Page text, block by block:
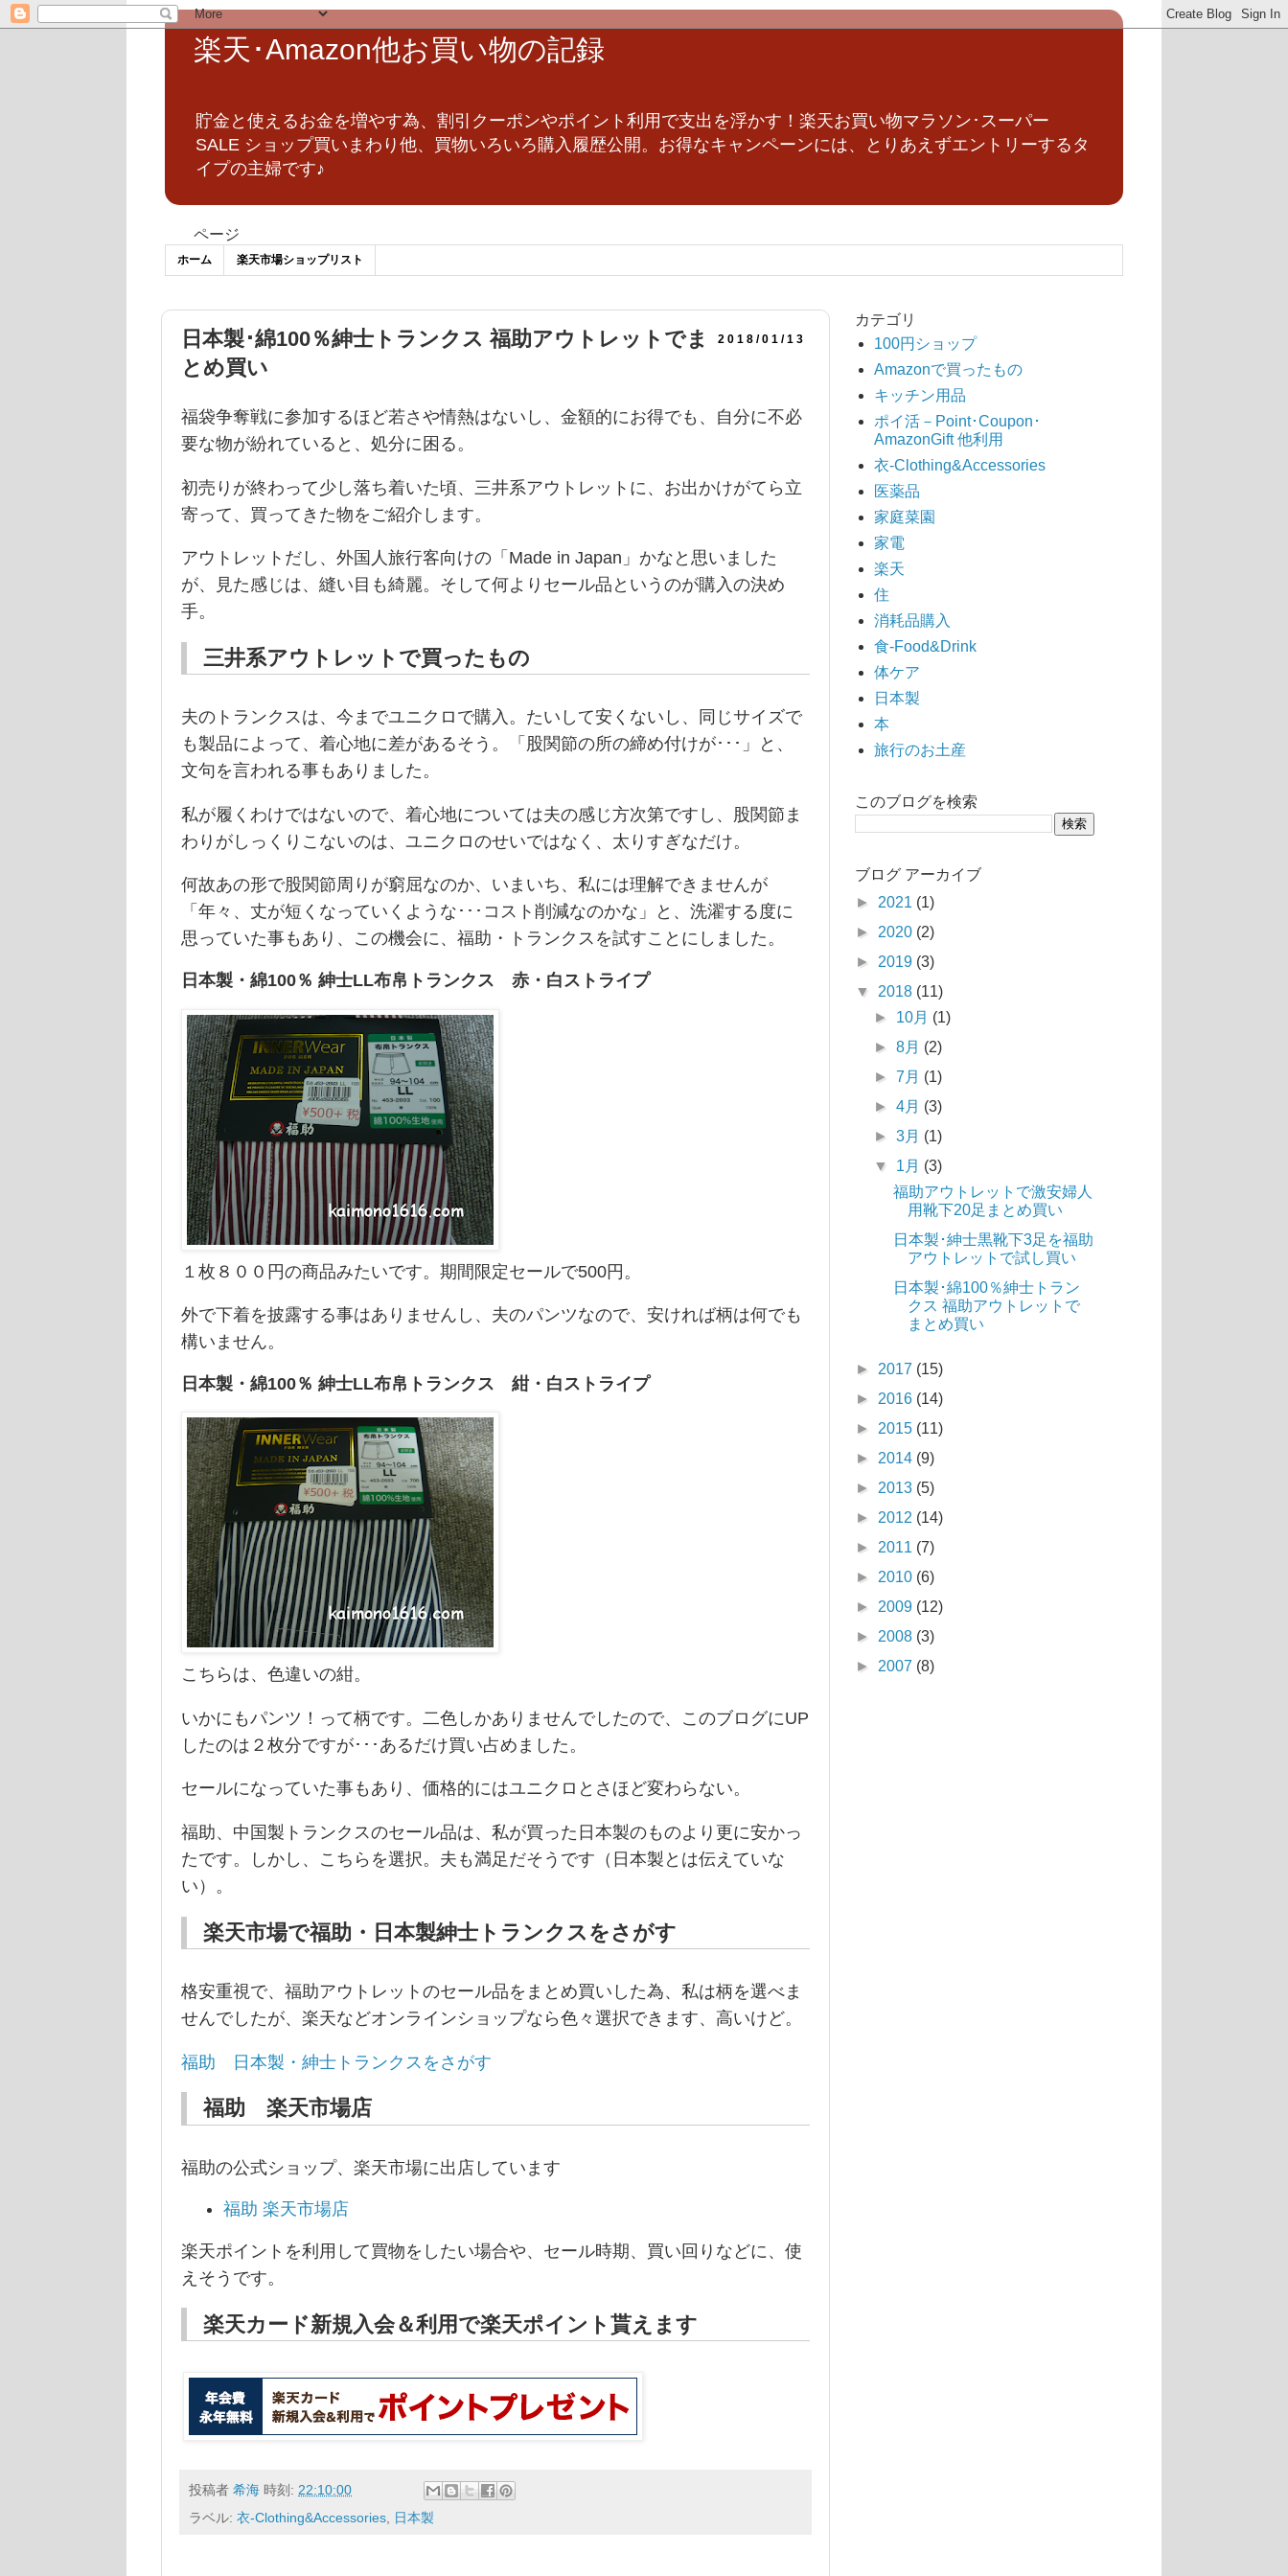
楽天･Amazon他お買い物の記録
貯金と使えるお金を増やす為、割引クーポンやポイント利用で支出を浮かす！楽天お買い物マラソン･スーパー
SALE ショップ買いまわり他、買物いろいろ購入履歴公開。お得なキャンペーンには、とりあえずエントリーするタ
イプの主婦です♪
ページ
ホーム 楽天市場ショップリスト
2018/01/13
日本製･綿100％紳士トランクス 福助アウトレットでま
とめ買い
福袋争奪戦に参加するほど若さや情熱はないし、金額的にお得でも、自分に不必
要な物が紛れていると、処分に困る。
初売りが終わって少し落ち着いた頃、三井系アウトレットに、お出かけがてら立
寄って、買ってきた物をご紹介します。
アウトレットだし、外国人旅行客向けの「Made in Japan」かなと思いました
が、見た感じは、縫い目も綺麗。そして何よりセール品というのが購入の決め
手。
三井系アウトレットで買ったもの
夫のトランクスは、今までユニクロで購入。たいして安くないし、同じサイズで
も製品によって、着心地に差があるそう。「股関節の所の締め付けが･･･」と、
文句を言われる事もありました。
私が履くわけではないので、着心地については夫の感じ方次第ですし、股関節ま
わりがしっくりこないのは、ユニクロのせいではなく、太りすぎなだけ。
何故あの形で股関節周りが窮屈なのか、いまいち、私には理解できませんが
「年々、丈が短くなっていくような･･･コスト削減なのかな」と、洗濯する度に
思っていた事もあり、この機会に、福助・トランクスを試すことにしました。
日本製・綿100％ 紳士LL布帛トランクス 赤・白ストライプ
１枚８００円の商品みたいです。期間限定セールで500円。
外で下着を披露する事はありませんし、夫のパンツなので、安ければ柄は何でも
構いません。
日本製・綿100％ 紳士LL布帛トランクス 紺・白ストライプ
こちらは、色違いの紺。
いかにもパンツ！って柄です。二色しかありませんでしたので、このブログにUP
したのは２枚分ですが･･･あるだけ買い占めました。
セールになっていた事もあり、価格的にはユニクロとさほど変わらない。
福助、中国製トランクスのセール品は、私が買った日本製のものより更に安かっ
たです。しかし、こちらを選択。夫も満足だそうです（日本製とは伝えていな
い）。
楽天市場で福助・日本製紳士トランクスをさがす
格安重視で、福助アウトレットのセール品をまとめ買いした為、私は柄を選べま
せんでしたが、楽天などオンラインショップなら色々選択できます、高いけど。
福助 日本製・紳士トランクスをさがす
福助 楽天市場店
福助の公式ショップ、楽天市場に出店しています
福助 楽天市場店
楽天ポイントを利用して買物をしたい場合や、セール時期、買い回りなどに、使
えそうです。
楽天カード新規入会＆利用で楽天ポイント貰えます
投稿者 希海 時刻: 22:10:00
ラベル: 衣-Clothing&Accessories 日本製
カテゴリ
100円ショップ
Amazonで買ったもの
キッチン用品
ポイ活－Point･Coupon･
AmazonGift 他利用
衣-Clothing&Accessories
医薬品
家庭菜園
家電
楽天
住
消耗品購入
食-Food&Drink
体ケア
日本製
本
旅行のお土産
このブログを検索
ブログ アーカイブ
► 2021 (1)
► 2020 (2)
► 2019 (3)
▼ 2018 (11)
► 10月 (1)
►8月 (2)
►7月 (1)
►4月 (3)
►3月 (1)
▼ 1月 (3)
福助アウトレットで激安婦人
用靴下20足まとめ買い
日本製･紳士黒靴下3足を福助
アウトレットで試し買い
日本製･綿100％紳士トラン
クス 福助アウトレットで
まとめ買い
► 2017 (15)
► 2016 (14)
► 2015 (11)
► 2014 (9)
► 2013 (5)
► 2012 (14)
► 2011 (7)
► 2010 (6)
► 2009 (12)
► 2008 (3)
► 2007 (8)